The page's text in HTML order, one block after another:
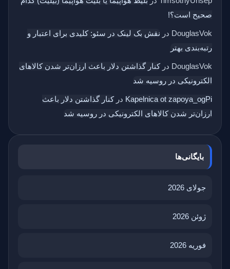
صحیح است؟!
DouglasVok در نقش بک‌ لینک در سئو: کلیدی برای اعتبار و
رتبه‌بندی بهتر
DouglasVok درکنار گذاشتن دلار باعث ارزان‌تر شدن کالاهای
الکترونیکی در روسیه شد
Kapelnica ot zapoya_ogPi درکنار گذاشتن دلار باعث
ارزان‌تر شدن کالاهای الکترونیکی در روسیه شد
بایگانی‌ها
جولای 2026
ژوئن 2026
فوریه 2026